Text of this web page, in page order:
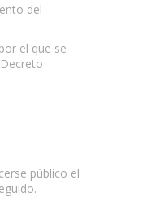
del
el que se
público el